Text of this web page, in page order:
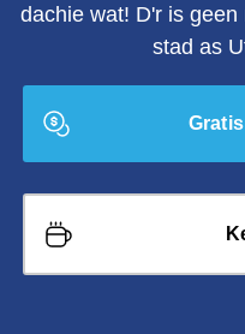
dachie wat! D'r is
stad as